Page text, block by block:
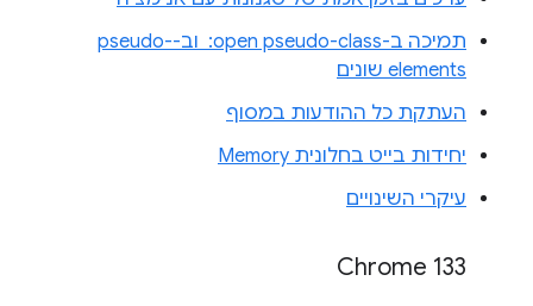
תמיכה ב-‎ :open pseudo-class וב-pseudo-
elements שונים
העתקת כל ההודעות במסוף
יחידות בייט בחלונית Memory
עיקרי השינויים
Chrome 133